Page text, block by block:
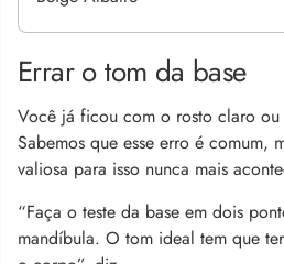
Errar o tom da base
Você já ficou com o rosto claro ou
Sabemos que esse erro é comum,
valiosa para isso nunca mais
“Faça o teste da base em dois
mandíbula. O tom ideal tem que